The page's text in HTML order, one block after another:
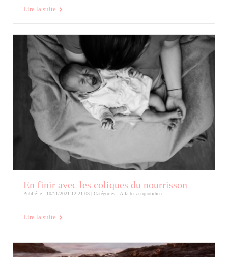
Lire la suite
En finir avec les coliques du nourrisson
Publié le : 10/11/2021 12:21:03 | Catégories : Allaiter au quotidien
Lire la suite